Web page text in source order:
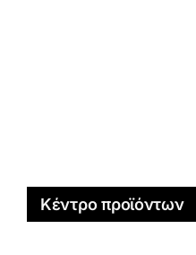
Κέντρο προϊόντων